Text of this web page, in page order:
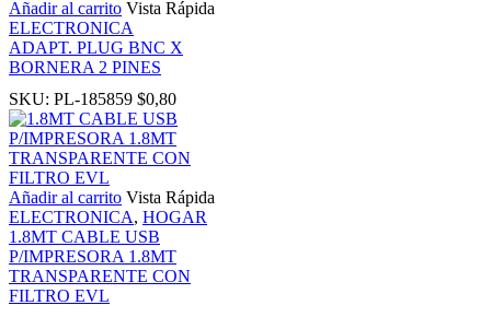
panel
panel
Añadir al carrito Vista Rápida
ELECTRONICA
ADAPT. PLUG BNC X
BORNERA 2 PINES
SKU: PL-185859 $0,80
Añadir al carrito Vista Rápida
ELECTRONICA, HOGAR
1.8MT CABLE USB
P/IMPRESORA 1.8MT
TRANSPARENTE CON
FILTRO EVL